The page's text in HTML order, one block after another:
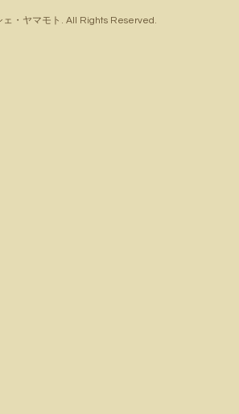
ェ・ヤマモト . All Rights Reserved.